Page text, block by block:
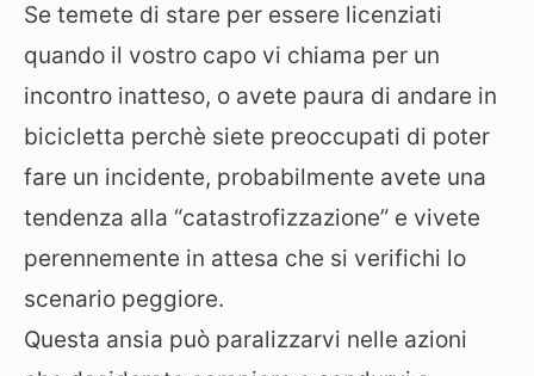
Se temete di stare per essere licenziati
quando il vostro capo vi chiama per un
incontro inatteso, o avete paura di andare in
bicicletta perchè siete preoccupati di poter
fare un incidente, probabilmente avete una
tendenza alla “catastrofizzazione” e vivete
perennemente in attesa che si verifichi lo
scenario peggiore.
Questa ansia può paralizzarvi nelle azioni